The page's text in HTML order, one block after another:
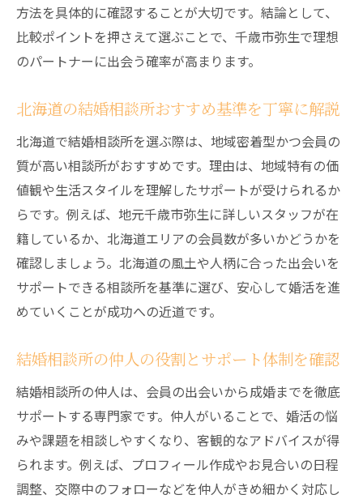
方法を具体的に確認することが大切です。結論として、
比較ポイントを押さえて選ぶことで、千歳市弥生で理想
のパートナーに出会う確率が高まります。
北海道の結婚相談所おすすめ基準を丁寧に解説
北海道で結婚相談所を選ぶ際は、地域密着型かつ会員の
質が高い相談所がおすすめです。理由は、地域特有の価
値観や生活スタイルを理解したサポートが受けられるか
らです。例えば、地元千歳市弥生に詳しいスタッフが在
籍しているか、北海道エリアの会員数が多いかどうかを
確認しましょう。北海道の風土や人柄に合った出会いを
サポートできる相談所を基準に選び、安心して婚活を進
めていくことが成功への近道です。
結婚相談所の仲人の役割とサポート体制を確認
結婚相談所の仲人は、会員の出会いから成婚までを徹底
サポートする専門家です。仲人がいることで、婚活の悩
みや課題を相談しやすくなり、客観的なアドバイスが得
られます。例えば、プロフィール作成やお見合いの日程
調整、交際中のフォローなどを仲人がきめ細かく対応し